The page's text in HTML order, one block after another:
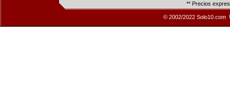
** Precios
© 2002/2022 Solo10.com